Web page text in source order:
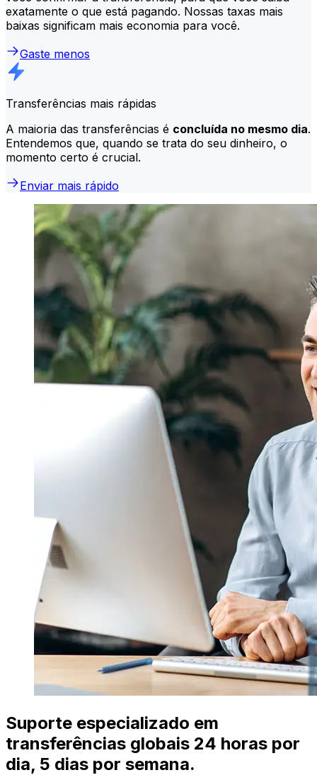
exatamente o que está pagando. Nossas taxas mais
baixas significam mais economia para você.
Gaste menos
Transferências mais rápidas
A maioria das transferências é concluída no mesmo dia.
Entendemos que, quando se trata do seu dinheiro, o
momento certo é crucial.
Enviar mais rápido
Suporte especializado em
transferências globais 24 horas por
dia, 5 dias por semana.